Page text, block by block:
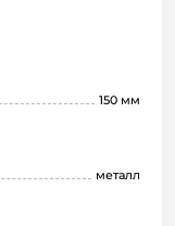
150 мм
металл